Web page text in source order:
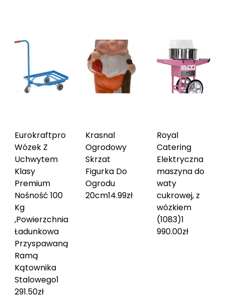
Eurokraftpro
Wózek Z
Uchwytem
Klasy
Premium
Nośność 100
Kg
,Powierzchnia
Ładunkowa
Przyspawaną
Ramą
Kątownika
Stalowego1
291.50zł
Krasnal
Ogrodowy
Skrzat
Figurka Do
Ogrodu
20cm14.99zł
Royal
Catering
Elektryczna
maszyna do
waty
cukrowej, z
wózkiem
(1083)1
990.00zł